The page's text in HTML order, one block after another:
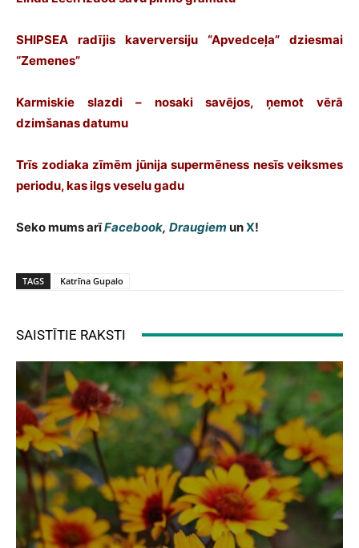
SHIPSEA radījis kaverversiju “Apvedceļa” dziesmai
“Zemenes”
Karmiskie slazdi – nosaki savējos, ņemot vērā
dzimšanas datumu
Trīs zodiaka zīmēm jūnija supermēness nesīs veiksmes
periodu, kas ilgs veselu gadu
Seko mums arīFacebook, Draugiem unX!
TAGS Katrīna Gupalo
SAISTĪTIE RAKSTI